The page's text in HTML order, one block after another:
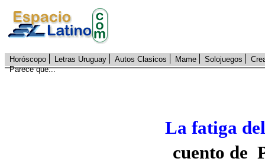
Horóscopo Letras Uruguay Autos Clasicos Mame Solojuegos
Parece que...
La fatiga
cuento de